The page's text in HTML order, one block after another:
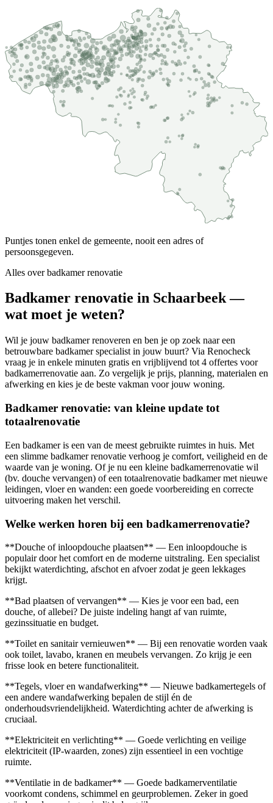
Puntjes tonen enkel de gemeente, nooit een adres of
persoonsgegeven.
Alles overbadkamer renovatie
Badkamer renovatie in Schaarbeek —
wat moet je weten?
Wil je jouw badkamer renoveren en ben je op zoek naar een
betrouwbare badkamer specialist in jouw buurt? Via Renocheck
vraag je in enkele minuten gratis en vrijblijvend tot 4 offertes voor
badkamerrenovatie aan. Zo vergelijk je prijs, planning, materialen en
afwerking en kies je de beste vakman voor jouw woning.
Badkamer renovatie: van kleine update tot
totaalrenovatie
Een badkamer is een van de meest gebruikte ruimtes in huis. Met
een slimme badkamer renovatie verhoog je comfort, veiligheid en de
waarde van je woning. Of je nu een kleine badkamerrenovatie wil
(bv. douche vervangen) of een totaalrenovatie badkamer met nieuwe
leidingen, vloer en wanden: een goede voorbereiding en correcte
uitvoering maken het verschil.
Welke werken horen bij een badkamerrenovatie?
**Douche of inloopdouche plaatsen** — Een inloopdouche is
populair door het comfort en de moderne uitstraling. Een specialist
bekijkt waterdichting, afschot en afvoer zodat je geen lekkages
krijgt.
**Bad plaatsen of vervangen** — Kies je voor een bad, een
douche, of allebei? De juiste indeling hangt af van ruimte,
gezinssituatie en budget.
**Toilet en sanitair vernieuwen** — Bij een renovatie worden vaak
ook toilet, lavabo, kranen en meubels vervangen. Zo krijg je een
frisse look en betere functionaliteit.
**Tegels, vloer en wandafwerking** — Nieuwe badkamertegels of
een andere wandafwerking bepalen de stijl én de
onderhoudsvriendelijkheid. Waterdichting achter de afwerking is
cruciaal.
**Elektriciteit en verlichting** — Goede verlichting en veilige
elektriciteit (IP-waarden, zones) zijn essentieel in een vochtige
ruimte.
**Ventilatie in de badkamer** — Goede badkamerventilatie
voorkomt condens, schimmel en geurproblemen. Zeker in goed